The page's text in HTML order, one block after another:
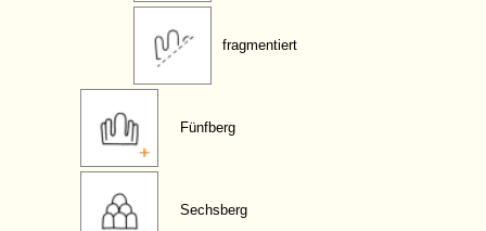
fragmentiert
Fünfberg
Sechsberg